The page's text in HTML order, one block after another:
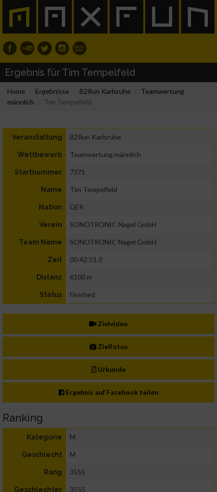
Ergebnis für Tim Tempelfeld
Home Ergebnisse B2Run Karlsruhe
Teamwertung
männlich
Tim Tempelfeld
Veranstaltung B2Run Karlsruhe
Wettbewerb Teamwertung männlich
Startnummer 7371
Name Tim Tempelfeld
Nation GER
Verein SONOTRONIC Nagel GmbH
Team Name SONOTRONIC Nagel GmbH
Zeit 00:42:51.0
Distanz 6100 m
Status Finished
Zielvideo
Zielfotos
Urkunde
Ergebnis auf Facebook teilen
Ranking
Kategorie M
Geschlecht M
Rang 3555
Geschlechter
3555